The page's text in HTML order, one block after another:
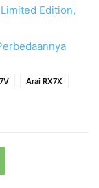
Edition,
Arai RX7X